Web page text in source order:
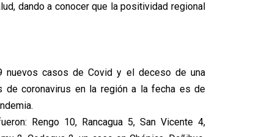
dando a conocer que la positividad regional
nuevos casos de Covid y el deceso de una
coronavirus en la región a la fecha es de
Rengo 10, Rancagua 5, San Vicente 4,